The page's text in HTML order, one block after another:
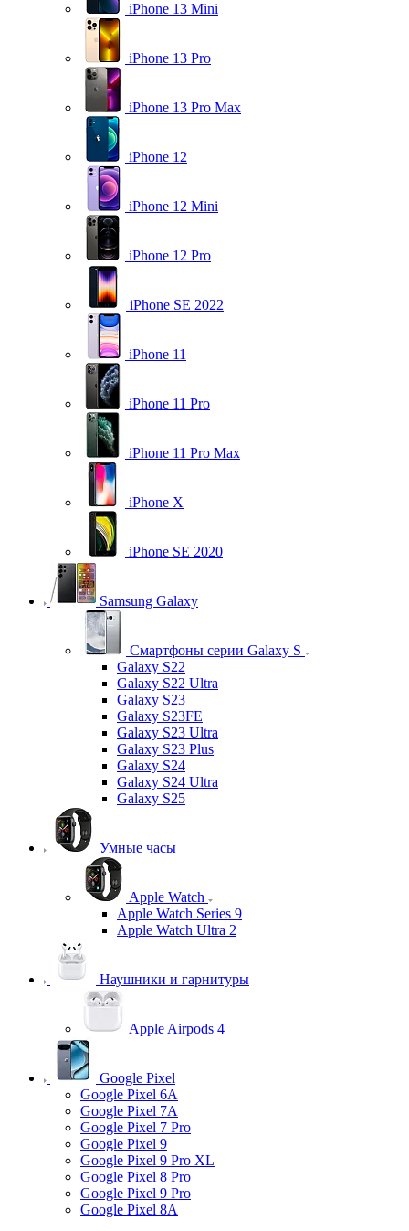
iPhone 13 Mini
iPhone 13 Pro
iPhone 13 Pro Max
iPhone 12
iPhone 12 Mini
iPhone 12 Pro
iPhone SE 2022
iPhone 11
iPhone 11 Pro
iPhone 11 Pro Max
iPhone X
iPhone SE 2020
Samsung Galaxy
Смартфоны серии Galaxy S
Galaxy S22
Galaxy S22 Ultra
Galaxy S23
Galaxy S23FE
Galaxy S23 Ultra
Galaxy S23 Plus
Galaxy S24
Galaxy S24 Ultra
Galaxy S25
Умные часы
Apple Watch
Apple Watch Series 9
Apple Watch Ultra 2
Наушники и гарнитуры
Apple Airpods 4
Google Pixel
Google Pixel 6A
Google Pixel 7А
Google Pixel 7 Pro
Google Pixel 9
Google Pixel 9 Pro XL
Google Pixel 8 Pro
Google Pixel 9 Pro
Google Pixel 8A